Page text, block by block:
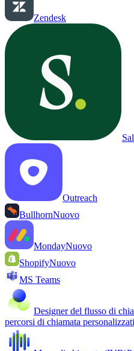
Zendesk
Outreach
BullhornNuovo
MondayNuovo
ShopifyNuovo
MS Teams
Designer del flusso di
percorsi di chiamata